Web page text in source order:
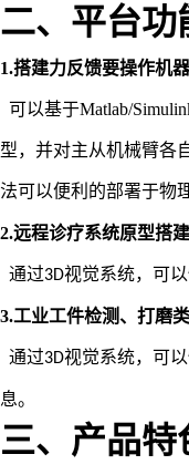
二、平台功
1.搭建力反馈要操作机
可以基于Matlab/
型，并对主从机械臂各
法可以便利的部署于物
2.远程诊疗系统原型搭建
通过3D视觉系统，可
3.工业工件检测、打磨
通过3D视觉系统，可
息。
三、产品特